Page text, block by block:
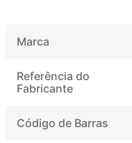
Marca
Referência do
Fabricante
Código de Barras